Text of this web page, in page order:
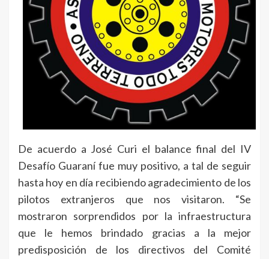
De acuerdo a José Curi el balance final del IV
Desafío Guaraní fue muy positivo, a tal de seguir
hasta hoy en día recibiendo agradecimiento de los
pilotos extranjeros que nos visitaron. “Se
mostraron sorprendidos por la infraestructura
que le hemos brindado gracias a la mejor
predisposición de los directivos del Comité